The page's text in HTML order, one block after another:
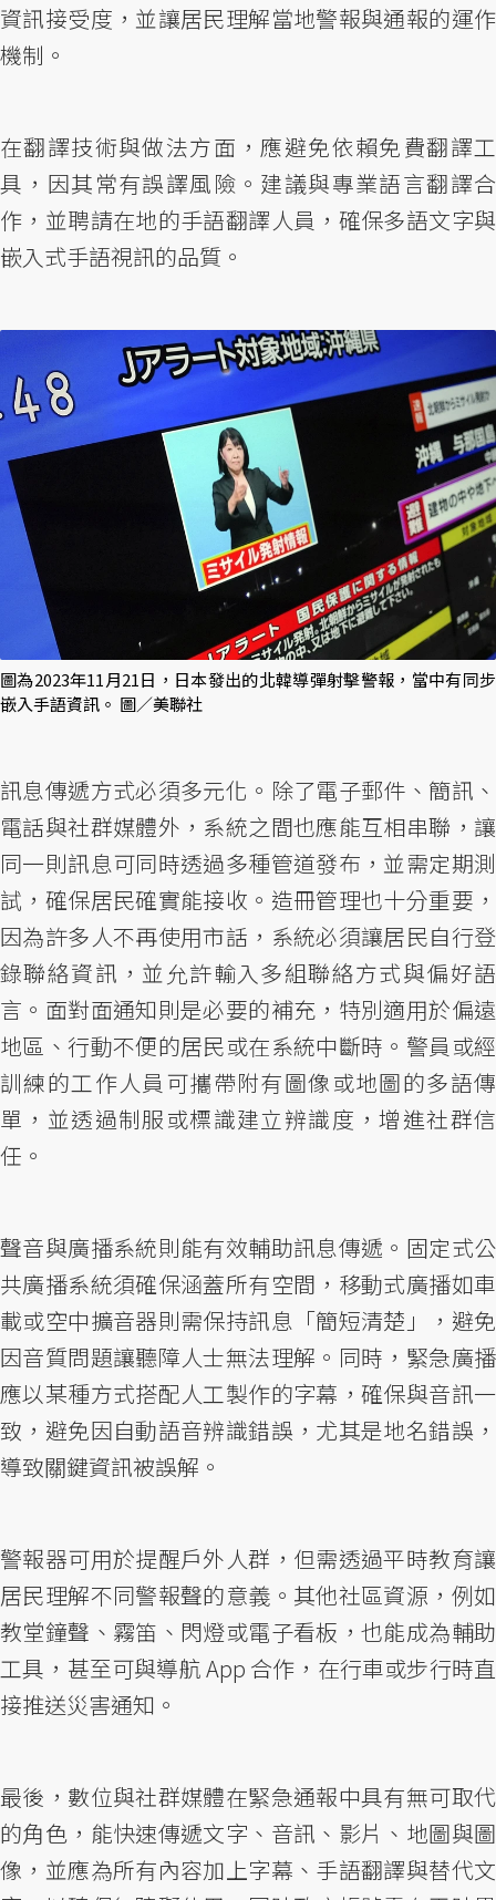
資訊接受度，並讓居民理解當地警報與通報的運作
機制。
在翻譯技術與做法方面，應避免依賴免費翻譯工
具，因其常有誤譯風險。建議與專業語言翻譯合
作，並聘請在地的手語翻譯人員，確保多語文字與
嵌入式手語視訊的品質。
圖為2023年11月21日，日本發出的北韓導彈射擊警報，當中有同步
嵌入手語資訊。 圖／美聯社
訊息傳遞方式必須多元化。除了電子郵件、簡訊、
電話與社群媒體外，系統之間也應能互相串聯，讓
同一則訊息可同時透過多種管道發布，並需定期測
試，確保居民確實能接收。造冊管理也十分重要，
因為許多人不再使用市話，系統必須讓居民自行登
錄聯絡資訊，並允許輸入多組聯絡方式與偏好語
言。面對面通知則是必要的補充，特別適用於偏遠
地區、行動不便的居民或在系統中斷時。警員或經
訓練的工作人員可攜帶附有圖像或地圖的多語傳
單，並透過制服或標識建立辨識度，增進社群信
任。
聲音與廣播系統則能有效輔助訊息傳遞。固定式公
共廣播系統須確保涵蓋所有空間，移動式廣播如車
載或空中擴音器則需保持訊息「簡短清楚」，避免
因音質問題讓聽障人士無法理解。同時，緊急廣播
應以某種方式搭配人工製作的字幕，確保與音訊一
致，避免因自動語音辨識錯誤，尤其是地名錯誤，
導致關鍵資訊被誤解。
警報器可用於提醒戶外人群，但需透過平時教育讓
居民理解不同警報聲的意義。其他社區資源，例如
教堂鐘聲、霧笛、閃燈或電子看板，也能成為輔助
工具，甚至可與導航 App 合作，在行車或步行時直
接推送災害通知。
最後，數位與社群媒體在緊急通報中具有無可取代
的角色，能快速傳遞文字、音訊、影片、地圖與圖
像，並應為所有內容加上字幕、手語翻譯與替代文